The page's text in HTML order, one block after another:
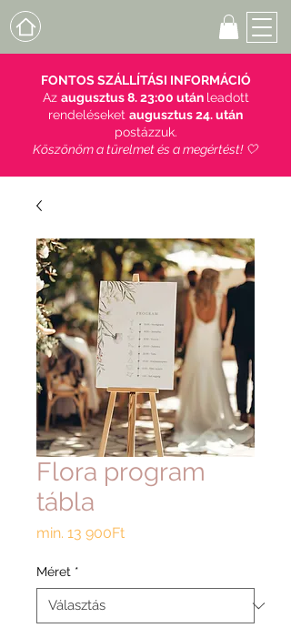
FONTOS SZÁLLÍTÁSI INFORMÁCIÓ
Az augusztus 8. 23:00 után leadott
rendeléseket augusztus 24. után
postázzuk.
Köszönöm a türelmet és a megértést! 🤍
Flora program
tábla
min. 13 900FtAkciós
Méret *